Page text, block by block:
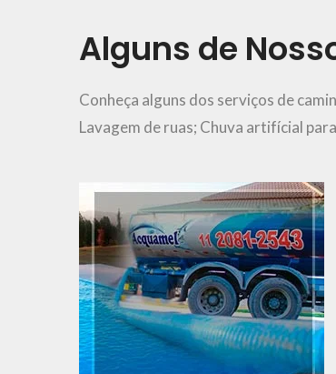
11 2081-2543
Alguns de
Conheça alguns dos serviços de
Lavagem de ruas; Chuva artifícial
Ver Mais..